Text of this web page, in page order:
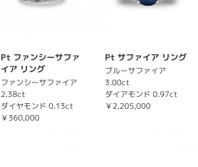
Pt ファンシーサファ
イア リング
ファンシーサファイア
2.38ct
ダイヤモンド 0.13ct
￥360,000
Pt サファイア リング
ブルーサファイア
3.00ct
ダイアモンド 0.97ct
￥2,205,000